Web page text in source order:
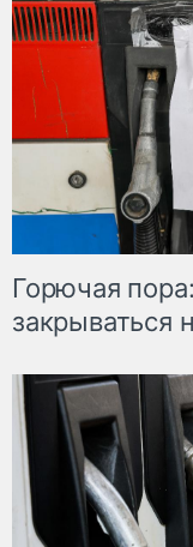
Горючая
закрываться